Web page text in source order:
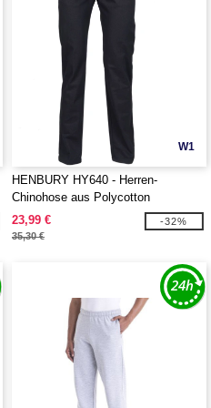
W1
HENBURY HY640 - Herren-
Chinohose aus Polycotton
23,99 €
35,30 €
-32%